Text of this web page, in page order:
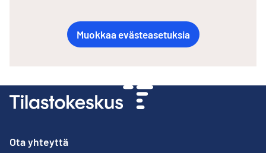
Muokkaa evästeasetuksia
Ota yhteyttä